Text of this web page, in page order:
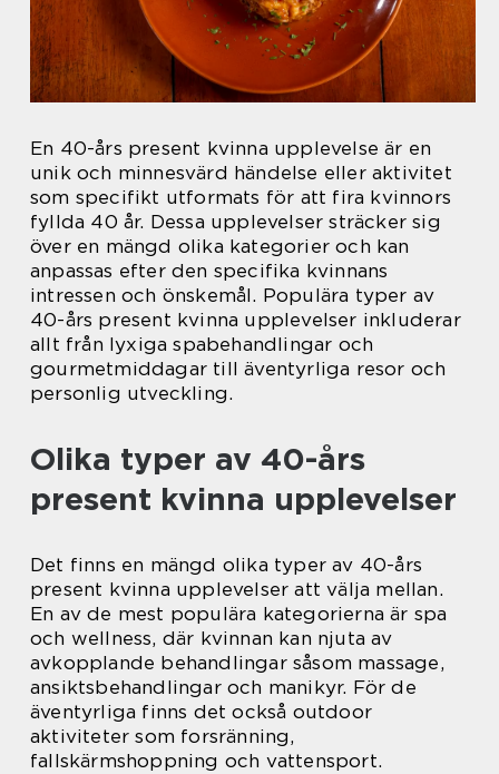
En 40-års present kvinna upplevelse är en
unik och minnesvärd händelse eller aktivitet
som specifikt utformats för att fira kvinnors
fyllda 40 år. Dessa upplevelser sträcker sig
över en mängd olika kategorier och kan
anpassas efter den specifika kvinnans
intressen och önskemål. Populära typer av
40-års present kvinna upplevelser inkluderar
allt från lyxiga spabehandlingar och
gourmetmiddagar till äventyrliga resor och
personlig utveckling.
Olika typer av 40-års
present kvinna upplevelser
Det finns en mängd olika typer av 40-års
present kvinna upplevelser att välja mellan.
En av de mest populära kategorierna är spa
och wellness, där kvinnan kan njuta av
avkopplande behandlingar såsom massage,
ansiktsbehandlingar och manikyr. För de
äventyrliga finns det också outdoor
aktiviteter som forsränning,
fallskärmshoppning och vattensport.